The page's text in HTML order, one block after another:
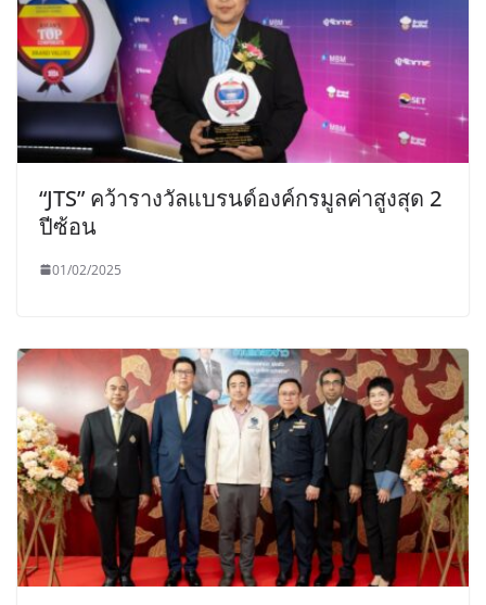
“JTS” คว้ารางวัลแบรนด์องค์กรมูลค่าสูงสุด 2
ปีซ้อน
01/02/2025